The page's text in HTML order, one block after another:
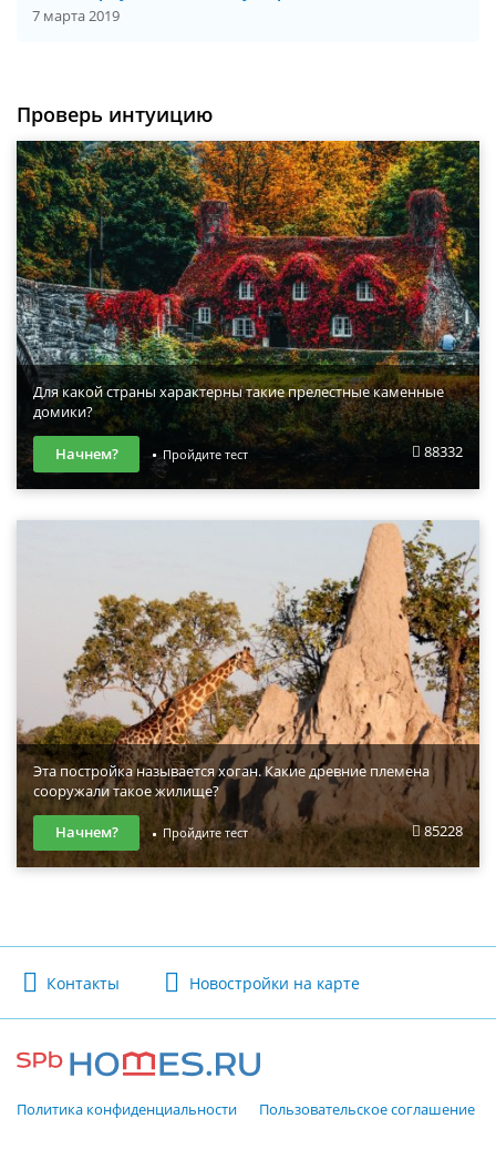
7 марта 2019
Проверь интуицию
Для какой страны характерны такие прелестные каменные
домики?
88332
Начнем? Пройдите тест
Эта постройка называется хоган. Какие древние племена
сооружали такое жилище?
85228
Начнем? Пройдите тест
Контакты Новостройки на карте
Политика конфиденциальности Пользовательское соглашение